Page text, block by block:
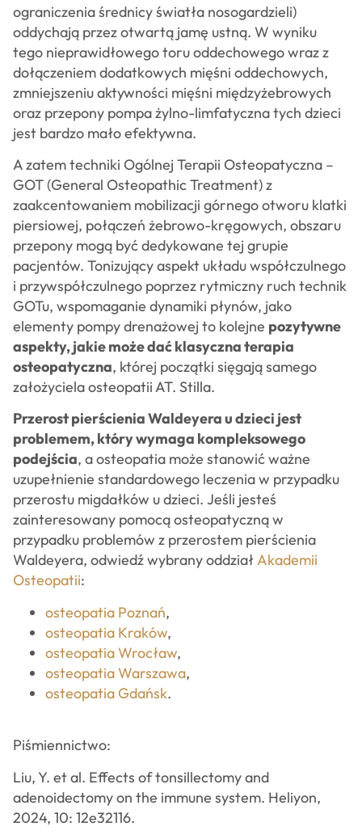
ograniczenia średnicy światła nosogardzieli)
oddychają przez otwartą jamę ustną. W wyniku
tego nieprawidłowego toru oddechowego wraz z
dołączeniem dodatkowych mięśni oddechowych,
zmniejszeniu aktywności mięśni międzyżebrowych
oraz przepony pompa żylno-limfatyczna tych dzieci
jest bardzo mało efektywna.
A zatem techniki Ogólnej Terapii Osteopatyczna –
GOT (General Osteopathic Treatment) z
zaakcentowaniem mobilizacji górnego otworu klatki
piersiowej, połączeń żebrowo-kręgowych, obszaru
przepony mogą być dedykowane tej grupie
pacjentów. Tonizujący aspekt układu współczulnego
i przywspółczulnego poprzez rytmiczny ruch technik
GOTu, wspomaganie dynamiki płynów, jako
elementy pompy drenażowej to kolejne pozytywne
aspekty, jakie może dać klasyczna terapia
osteopatyczna, której początki sięgają samego
założyciela osteopatii AT. Stilla.
Przerost pierścienia Waldeyera u dzieci jest
problemem, który wymaga kompleksowego
podejścia, a osteopatia może stanowić ważne
uzupełnienie standardowego leczenia w przypadku
przerostu migdałków u dzieci. Jeśli jesteś
zainteresowany pomocą osteopatyczną w
przypadku problemów z przerostem pierścienia
Waldeyera, odwiedź wybrany oddział Akademii
Osteopatii:
osteopatia Poznań,
osteopatia Kraków,
osteopatia Wrocław,
osteopatia Warszawa,
osteopatia Gdańsk.
Piśmiennictwo:
Liu, Y. et al. Effects of tonsillectomy and
adenoidectomy on the immune system. Heliyon,
2024, 10: 12e32116.